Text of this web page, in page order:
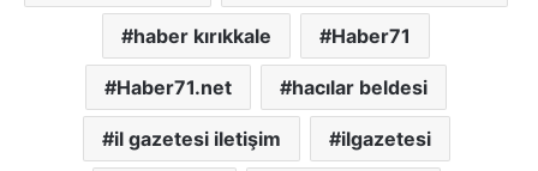
haber kırıkkale Haber71
Haber71.net hacılar beldesi
il gazetesi iletişim ilgazetesi